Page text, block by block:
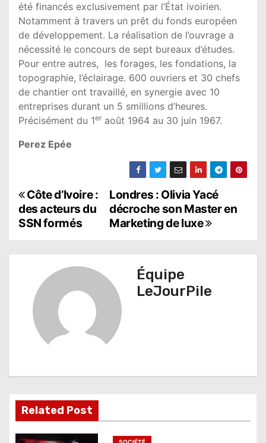
été financés exclusivement par l’État ivoirien.
Notamment à travers un prêt du fonds européen
de développement. La réalisation de l’ouvrage a
nécessité le concours de sept bureaux d’études.
Pour entre autres, les forages, les fondations, la
topographie, l’éclairage. 600 ouvriers et 30 chefs
de chantier ont travaillé, en synergie avec 10
entreprises durant un 5 smillions d’heures.
Précisément du 1er août 1964 au 30 juin 1967.
Perez Epée
N
a
o
n
d
Londres : Olivia Yacé
décroche son Master en
Marketing de luxe
Côte d’Ivoire :
des acteurs du
SSN formés
Équipe
LeJourPile
Related Post